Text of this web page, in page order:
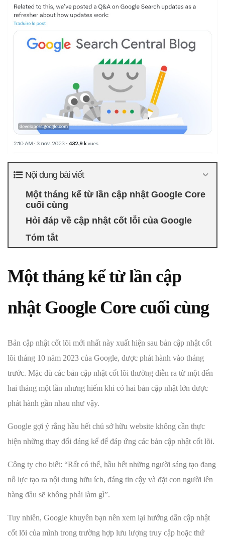
Nội dung bài viết
Một tháng kể từ lần cập nhật Google Core
cuối cùng
Hỏi đáp về cập nhật cốt lỗi của Google
Tóm tắt
Một tháng kể từ lần cập
nhật Google Core cuối cùng
Bản cập nhật cốt lõi mới nhất này xuất hiện sau bản cập nhật cốt
lõi tháng 10 năm 2023 của Google, được phát hành vào tháng
trước. Mặc dù các bản cập nhật cốt lõi thường diễn ra từ một đến
hai tháng một lần nhưng hiếm khi có hai bản cập nhật lớn được
phát hành gần nhau như vậy.
Google gợi ý rằng hầu hết chủ sở hữu website không cần thực
hiện những thay đổi đáng kể để đáp ứng các bản cập nhật cốt lõi.
Công ty cho biết: “Rất có thể, hầu hết những người sáng tạo đang
nỗ lực tạo ra nội dung hữu ích, đáng tin cậy và đặt con người lên
hàng đầu sẽ không phải làm gì”.
Tuy nhiên, Google khuyên bạn nên xem lại hướng dẫn cập nhật
cốt lõi của mình trong trường hợp lưu lượng truy cập hoặc thứ